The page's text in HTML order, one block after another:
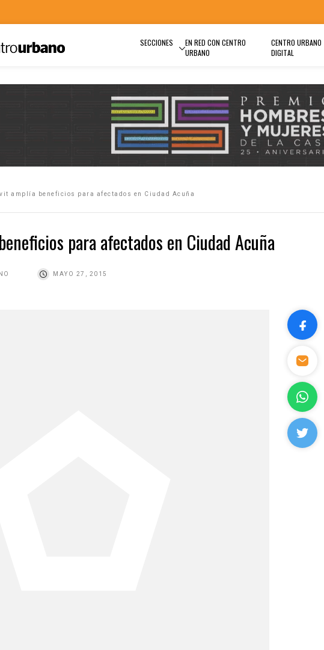
SECCIONES
EN RED CON CENTRO
URBANO
CENTRO URBANO
DIGITAL
amplía beneficios para afectados en Ciudad Acuña
para afectados en Ciudad Acuña
MAYO 27, 2015